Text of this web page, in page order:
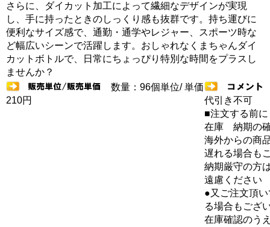
さらに、ダイカット加工によって繊細なデザインが実現
し、手に持ったときのしっくり感も抜群です。持ち運びに
便利なサイズ感で、通勤・通学やレジャー、スポーツ時な
ど幅広いシーンで活躍します。おしゃれなくまちゃんダイ
カットボトルで、日常にちょっぴり特別な時間をプラスし
ませんか？
数量：96個単位/ 単価
210円
代引き不可
■注文する前に
在庫 納期の
海外からの商
遅れる場合も
納期厳守の方
遠慮ください
●又ご注文頂
る場合もござ
在庫確認のう